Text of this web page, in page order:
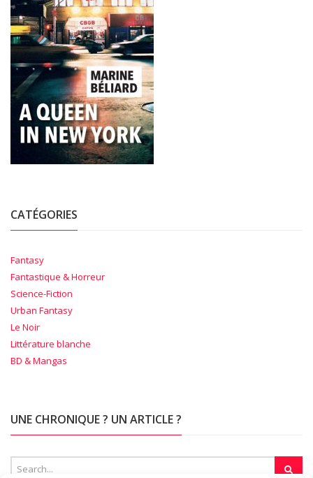
CATÉGORIES
Fantasy
Fantastique & Horreur
Science-Fiction
Urban Fantasy
Le Noir
Littérature blanche
BD & Mangas
UNE CHRONIQUE ? UN ARTICLE ?